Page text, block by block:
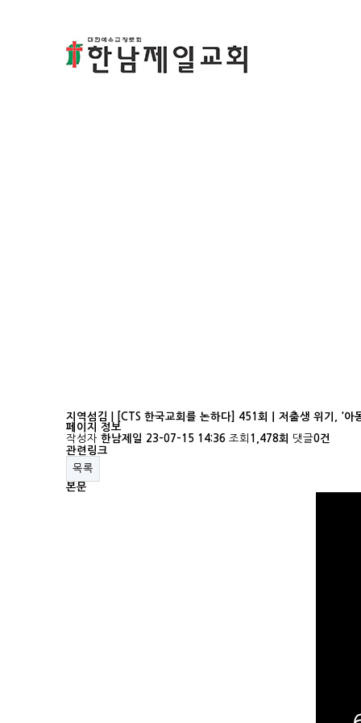
지역섬김 | [CTS 한국교회를 논하다] 451회ㅣ저출생 위기, '아
페이지 정보
작성자 한남제일 23-07-15 14:36 조회 1,478회 댓글0건
관련링크
목록
본문